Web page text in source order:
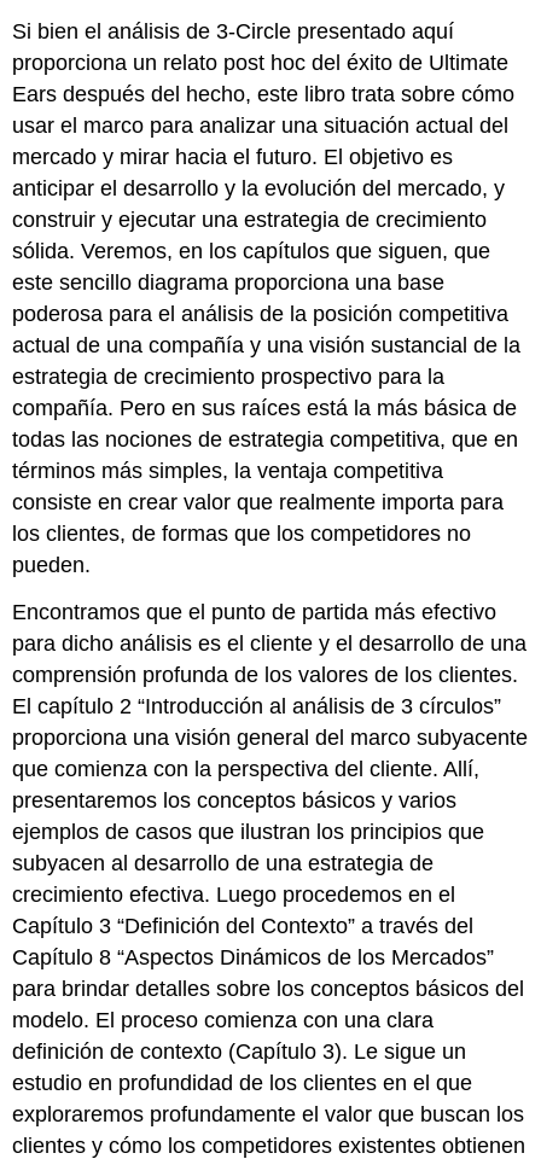
Si bien el análisis de 3-Circle presentado aquí
proporciona un relato post hoc del éxito de Ultimate
Ears después del hecho, este libro trata sobre cómo
usar el marco para analizar una situación actual del
mercado y mirar hacia el futuro. El objetivo es
anticipar el desarrollo y la evolución del mercado, y
construir y ejecutar una estrategia de crecimiento
sólida. Veremos, en los capítulos que siguen, que
este sencillo diagrama proporciona una base
poderosa para el análisis de la posición competitiva
actual de una compañía y una visión sustancial de la
estrategia de crecimiento prospectivo para la
compañía. Pero en sus raíces está la más básica de
todas las nociones de estrategia competitiva, que en
términos más simples, la ventaja competitiva
consiste en crear valor que realmente importa para
los clientes, de formas que los competidores no
pueden.
Encontramos que el punto de partida más efectivo
para dicho análisis es el cliente y el desarrollo de una
comprensión profunda de los valores de los clientes.
El capítulo 2 “Introducción al análisis de 3 círculos”
proporciona una visión general del marco subyacente
que comienza con la perspectiva del cliente. Allí,
presentaremos los conceptos básicos y varios
ejemplos de casos que ilustran los principios que
subyacen al desarrollo de una estrategia de
crecimiento efectiva. Luego procedemos en el
Capítulo 3 “Definición del Contexto” a través del
Capítulo 8 “Aspectos Dinámicos de los Mercados”
para brindar detalles sobre los conceptos básicos del
modelo. El proceso comienza con una clara
definición de contexto (Capítulo 3). Le sigue un
estudio en profundidad de los clientes en el que
exploraremos profundamente el valor que buscan los
clientes y cómo los competidores existentes obtienen